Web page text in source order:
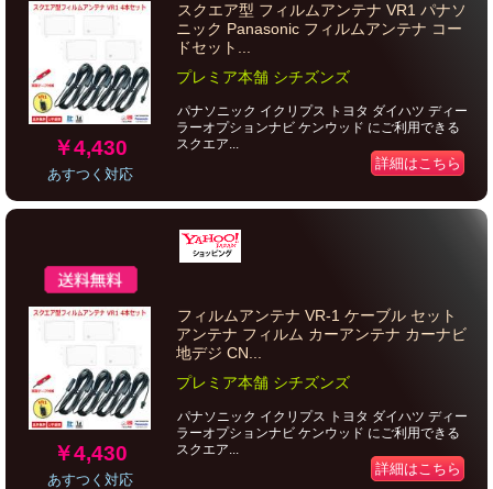
￥4,430
あすつく対応
スクエア型 フィルムアンテナ VR1 パナソ
ニック Panasonic フィルムアンテナ コー
ドセット...
プレミア本舗 シチズンズ
パナソニック イクリプス トヨタ ダイハツ ディー
ラーオプションナビ ケンウッド にご利用できる
スクエア...
詳細はこちら
￥4,430
あすつく対応
フィルムアンテナ VR-1 ケーブル セット
アンテナ フィルム カーアンテナ カーナビ
地デジ CN...
プレミア本舗 シチズンズ
パナソニック イクリプス トヨタ ダイハツ ディー
ラーオプションナビ ケンウッド にご利用できる
スクエア...
詳細はこちら